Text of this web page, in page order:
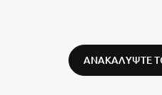
ΑΝΑΚΑΛΥΨΤΕ